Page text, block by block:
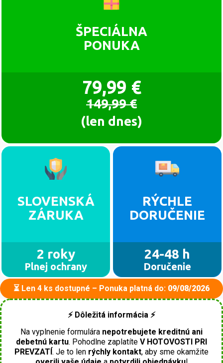
ŠPECIÁLNA
PONUKA
79,99 €
149,99 €
(len dnes)
SLOVENSKÁ
ZÁRUKA
2 roky
Plnej ochrany
RÝCHLE
DORUČENIE
24-48 h
Doručenie
⏳ Len 4 ks dostupné – Ponuka platná do: 09/08/2026
⚡ Dôležitá informácia ⚡
Na vyplnenie formulára nepotrebujete kreditnú ani
debetnú kartu. Pohodlne zaplatíte V HOTOVOSTI PRI
PREVZATÍ . Je to len rýchly kontakt, aby sme okamžite